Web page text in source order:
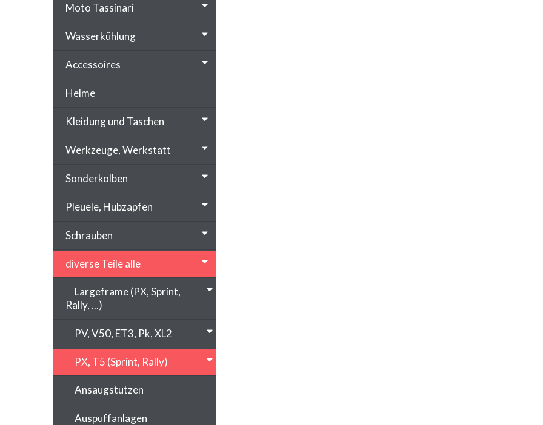
Moto Tassinari
Wasserkühlung
Accessoires
Helme
Kleidung und Taschen
Werkzeuge, Werkstatt
Sonderkolben
Pleuele, Hubzapfen
Schrauben
diverse Teile alle
Largeframe (PX, Sprint,
Rally, ...)
PV, V50, ET3, Pk, XL2
PX, T5 (Sprint, Rally)
Ansaugstutzen
Auspuffanlagen